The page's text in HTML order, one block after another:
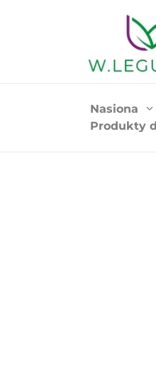
Nasiona
Produkty